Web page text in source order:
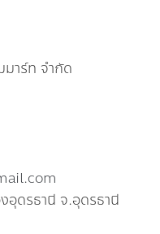
าร์ท จำกัด
ดรธานี จ.อุดรธานี